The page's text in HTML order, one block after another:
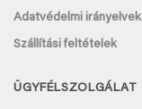
Adatvédelmi irányelvek
Szállítási feltételek
ÜGYFÉLSZOLGÁLAT